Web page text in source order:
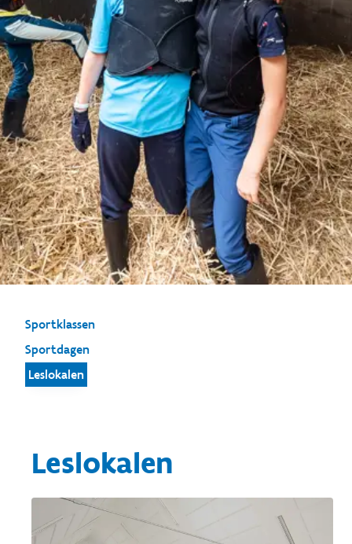
Sportklassen
Sportdagen
Leslokalen
Leslokalen